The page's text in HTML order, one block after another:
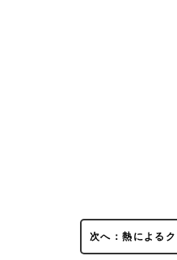
次へ：熱による